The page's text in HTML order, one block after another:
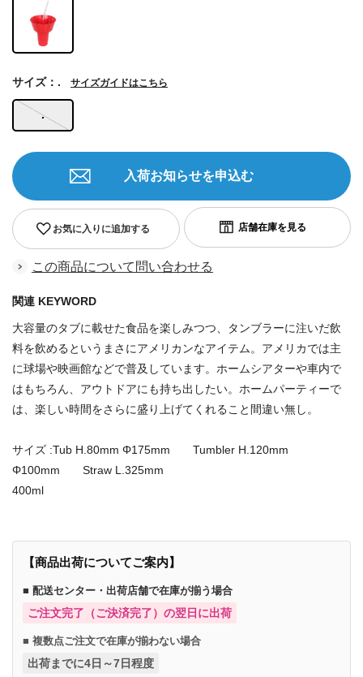
.
サイズ：. サイズガイドはこちら
お気に入りに追加する
入荷お知らせを申込む
この商品について問い合わせる
関連 KEYWORD
大容量のタブに載せた食品を楽しみつつ、タンブラーに注いだ飲
料を飲めるというまさにアメリカンなアイテム。アメリカでは主
に球場や映画館などで普及しています。ホームシアターや車内で
はもちろん、アウトドアにも持ち出したい。ホームパーティーで
は、楽しい時間をさらに盛り上げてくれること間違い無し。
サイズ :Tub H.80mm Φ175mm Tumbler H.120mm
Φ100mm Straw L.325mm
400ml
【商品出荷についてご案内】
■ 配送センター・出荷店舗で在庫が揃う場合
ご注文完了（ご決済完了）の翌日に出荷
■ 複数点ご注文で在庫が揃わない場合
出荷までに4日～7日程度